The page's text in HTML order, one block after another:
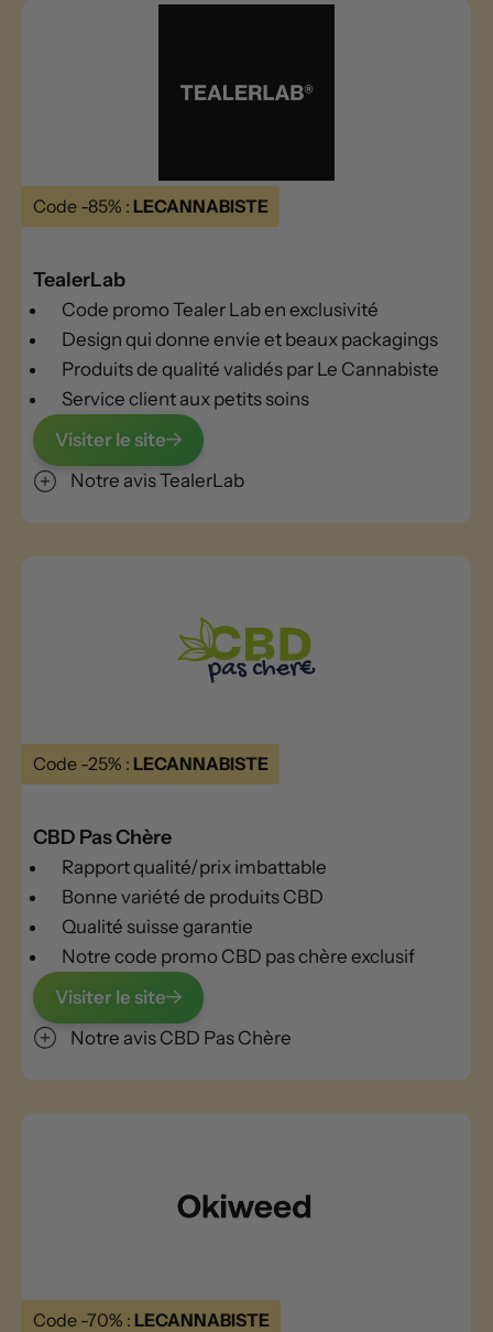
Code -85% : LECANNABISTE
TealerLab
Code promo Tealer Lab en exclusivité
Design qui donne envie et beaux packagings
Produits de qualité validés par Le Cannabiste
Service client aux petits soins
Visiter le site
Notre avis TealerLab
Code -25% : LECANNABISTE
CBD Pas Chère
Rapport qualité/prix imbattable
Bonne variété de produits CBD
Qualité suisse garantie
Notre code promo CBD pas chère exclusif
Visiter le site
Notre avis CBD Pas Chère
Code -70% : LECANNABISTE